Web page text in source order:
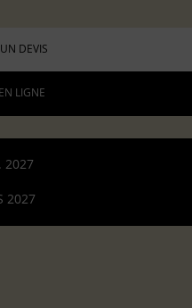
DEVIS
LIGNE
2027
2027